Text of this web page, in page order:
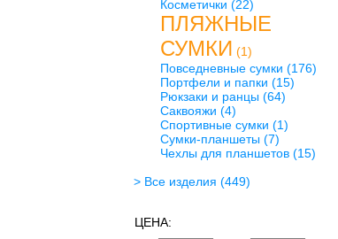
Косметички (22)
ПЛЯЖНЫЕ
СУМКИ (1)
Повседневные сумки (176)
Портфели и папки (15)
Рюкзаки и ранцы(64)
Саквояжи (4)
Спортивные сумки (1)
Сумки-планшеты(7)
Чехлы для планшетов(15)
> Все изделия (449)
ЦЕНА: